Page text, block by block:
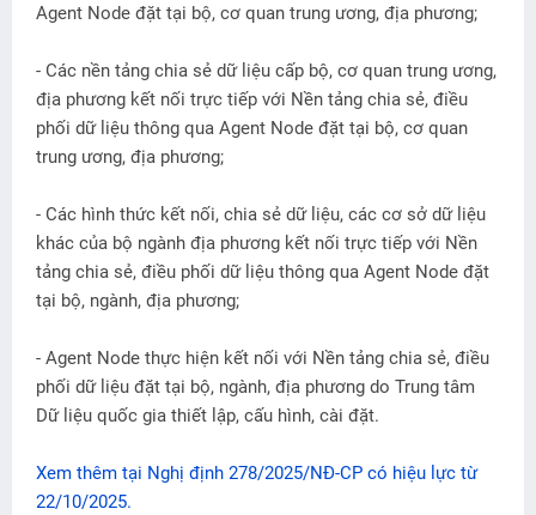
Agent Node đặt tại bộ, cơ quan trung ương, địa phương;
- Các nền tảng chia sẻ dữ liệu cấp bộ, cơ quan trung ương,
địa phương kết nối trực tiếp với Nền tảng chia sẻ, điều
phối dữ liệu thông qua Agent Node đặt tại bộ, cơ quan
trung ương, địa phương;
- Các hình thức kết nối, chia sẻ dữ liệu, các cơ sở dữ liệu
khác của bộ ngành địa phương kết nối trực tiếp với Nền
tảng chia sẻ, điều phối dữ liệu thông qua Agent Node đặt
tại bộ, ngành, địa phương;
- Agent Node thực hiện kết nối với Nền tảng chia sẻ, điều
phối dữ liệu đặt tại bộ, ngành, địa phương do Trung tâm
Dữ liệu quốc gia thiết lập, cấu hình, cài đặt.
Xem thêm tại Nghị định 278/2025/NĐ-CP có hiệu lực từ
22/10/2025.